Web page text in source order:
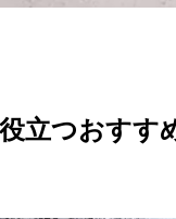
立つおす